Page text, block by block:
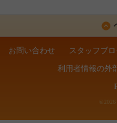
お問い合わせ スタッフブ
利用者情報の外